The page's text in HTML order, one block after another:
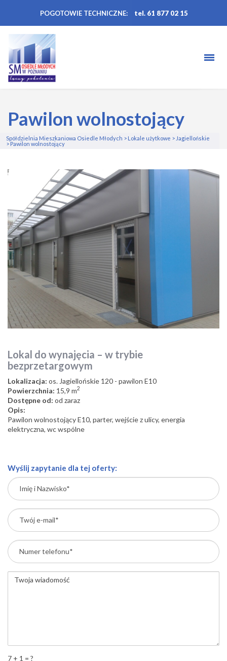
POGOTOWIE TECHNICZNE: tel. 61 877 02 15
Pawilon wolnostojący
Spółdzielnia Mieszkaniowa Osiedle Młodych > Lokale użytkowe > Jagiellońskie
>Pawilon wolnostojący
Lokal do wynajęcia – w trybie
bezprzetargowym
Lokalizacja: os. Jagiellońskie 120 - pawilon E10
Powierzchnia: 15,9 m2
Dostępne od: od zaraz
Opis:
Pawilon wolnostojący E10, parter, wejście z ulicy, energia
elektryczna, wc wspólne
Wyślij zapytanie dla tej oferty:
7 + 1 = ?